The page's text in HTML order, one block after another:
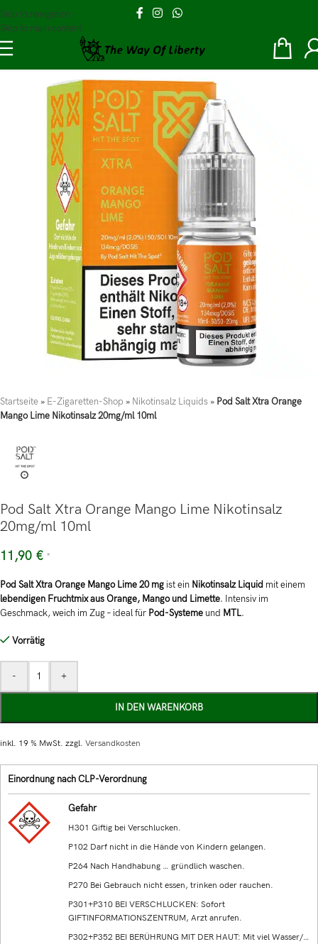
Skip to navigation
Skip to main content
Startseite » E-Zigaretten-Shop » Nikotinsalz Liquids » Pod Salt Xtra Orange
Mango Lime Nikotinsalz 20mg/ml 10ml
Pod Salt Xtra Orange Mango Lime Nikotinsalz
20mg/ml 10ml
11,90 € *
Pod Salt Xtra Orange Mango Lime 20 mg ist ein Nikotinsalz Liquid mit einem
lebendigen Fruchtmix aus Orange, Mango und Limette. Intensiv im
Geschmack, weich im Zug – ideal für Pod-Systeme und MTL.
Vorrätig
- +
IN DEN WARENKORB
inkl. 19 % MwSt. zzgl. Versandkosten
Einordnung nach CLP-Verordnung
Gefahr
H301 Giftig bei Verschlucken.
P102 Darf nicht in die Hände von Kindern gelangen.
P264 Nach Handhabung … gründlich waschen.
P270 Bei Gebrauch nicht essen, trinken oder rauchen.
P301+P310 BEI VERSCHLUCKEN: Sofort
GIFTINFORMATIONSZENTRUM, Arzt anrufen.
P302+P352 BEI BERÜHRUNG MIT DER HAUT: Mit viel Wasser/…